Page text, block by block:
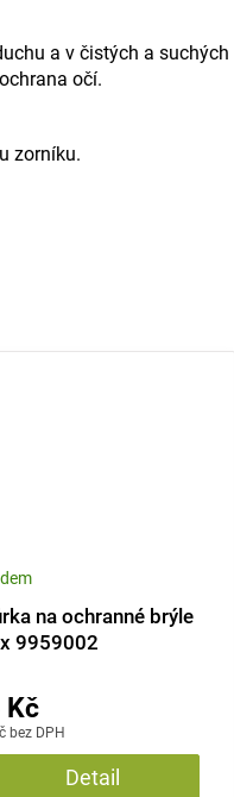
na ochranné brýle
9959002
bez DPH
Kč
Detail
a v čistých a suchých
očí.
zorníku.